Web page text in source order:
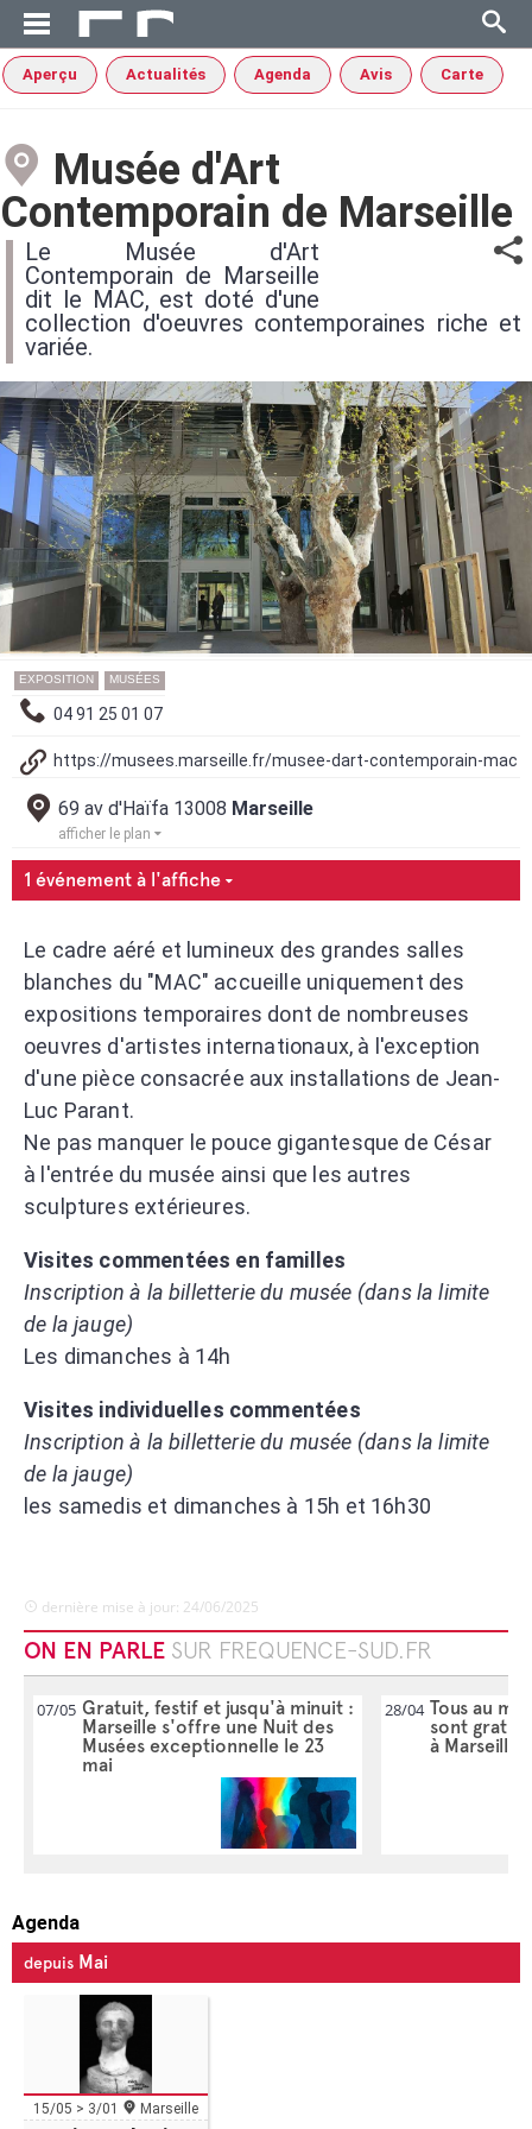
Aperçu Actualités Agenda Avis Carte
Musée d'Art
Contemporain de Marseille
Le Musée d'Art
Contemporain de Marseille
dit le MAC, est doté d'une
collection d'oeuvres contemporaines riche et
variée.
EXPOSITION MUSÉES
04 91 25 01 07
https://musees.marseille.fr/musee-dart-contemporain-mac
69 av d'Haïfa 13008 Marseille
afficher le plan
1 événement à l'affiche
Le cadre aéré et lumineux des grandes salles
blanches du "MAC" accueille uniquement des
expositions temporaires dont de nombreuses
oeuvres d'artistes internationaux, à l'exception
d'une pièce consacrée aux installations de Jean-
Luc Parant.
Ne pas manquer le pouce gigantesque de César
à l'entrée du musée ainsi que les autres
sculptures extérieures.
Visites commentées en familles
Inscription à la billetterie du musée (dans la limite
de la jauge)
Les dimanches à 14h
Visites individuelles commentées
Inscription à la billetterie du musée (dans la limite
de la jauge)
les samedis et dimanches à 15h et 16h30
dernière mise à jour: 24/06/2025
ON EN PARLE SUR FREQUENCE-SUD.FR
07/05 Gratuit, festif et jusqu'à minuit :
Marseille s'offre une Nuit des
Musées exceptionnelle le 23
mai
28/04 Tous au
sont
à Marseille
Agenda
depuis Mai
15/05 > 3/01 Marseille